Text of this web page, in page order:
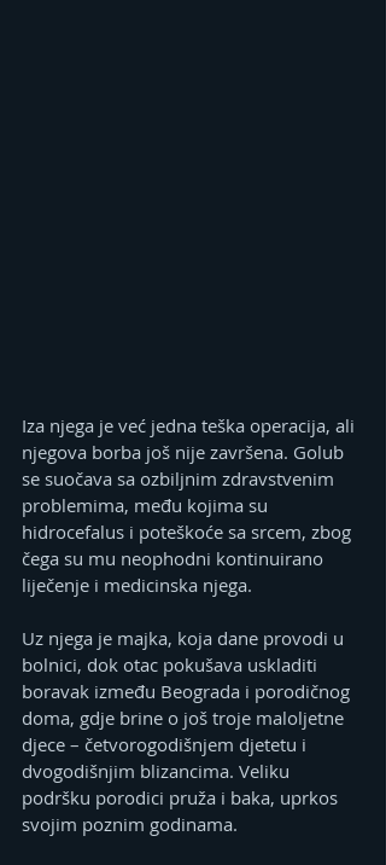
Iza njega je već jedna teška operacija, ali
njegova borba još nije završena. Golub
se suočava sa ozbiljnim zdravstvenim
problemima, među kojima su
hidrocefalus i poteškoće sa srcem, zbog
čega su mu neophodni kontinuirano
liječenje i medicinska njega.
Uz njega je majka, koja dane provodi u
bolnici, dok otac pokušava uskladiti
boravak između Beograda i porodičnog
doma, gdje brine o još troje maloljetne
djece – četvorogodišnjem djetetu i
dvogodišnjim blizancima. Veliku
podršku porodici pruža i baka, uprkos
svojim poznim godinama.